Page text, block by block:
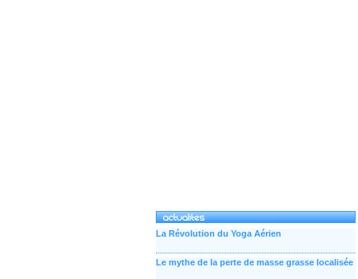
La Révolution du Yoga Aérien
Le mythe de la perte de masse grasse localisée